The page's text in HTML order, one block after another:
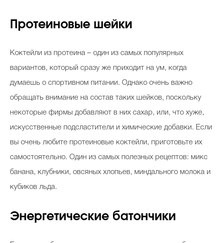
Протеиновые шейки
Коктейли из протеина – один из самых популярных
вариантов, который сразу же приходит на ум, когда
думаешь о спортивном питании. Однако очень важно
обращать внимание на состав таких шейков, поскольку
некоторые фирмы добавляют в них сахар, или, что хуже,
искусственные подсластители и химические добавки. Если
вы очень любите протеиновые коктейли, приготовьте их
самостоятельно. Один из самых полезных рецептов: микс
банана, клубники, овсяных хлопьев, миндального молока и
кубиков льда.
Энергетические батончики